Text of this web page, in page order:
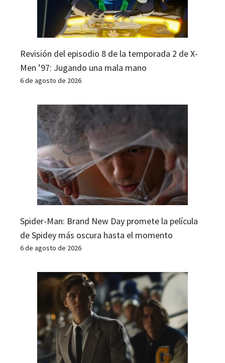
Revisión del episodio 8 de la temporada 2 de X-
Men ’97: Jugando una mala mano
6 de agosto de 2026
Spider-Man: Brand New Day promete la película
de Spidey más oscura hasta el momento
6 de agosto de 2026